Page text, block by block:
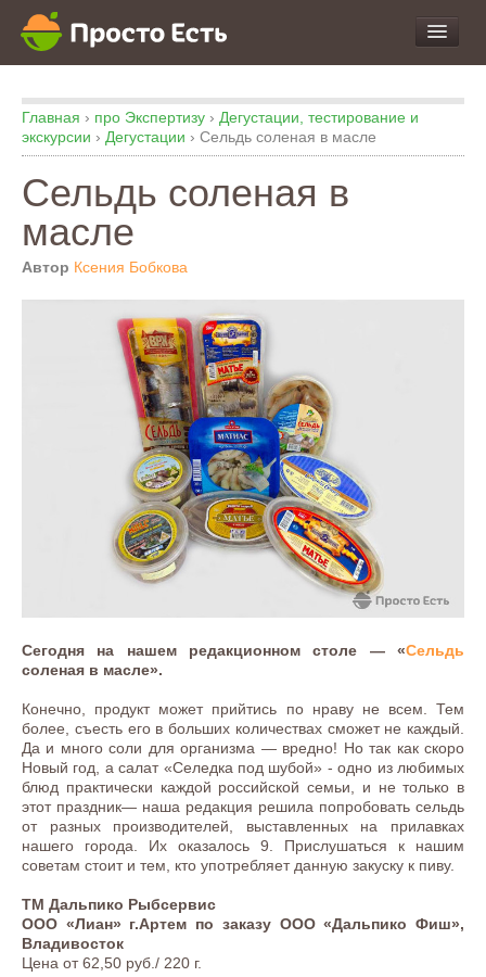
про Еду
про Кухню
про Экспертизу
Главная › про Экспертизу › Дегустации, тестирование и
экскурсии › Дегустации › Сельдь соленая в масле
Сельдь соленая в
масле
Автор Ксения Бобкова
Сегодня на нашем редакционном столе — «Сельдь
соленая в масле».
Конечно, продукт может прийтись по нраву не всем. Тем
более, съесть его в больших количествах сможет не каждый.
Да и много соли для организма — вредно! Но так как скоро
Новый год, а салат «Селедка под шубой» - одно из любимых
блюд практически каждой российской семьи, и не только в
этот праздник— наша редакция решила попробовать сельдь
от разных производителей, выставленных на прилавках
нашего города. Их оказалось 9. Прислушаться к нашим
советам стоит и тем, кто употребляет данную закуску к пиву.
ТМ Дальпико Рыбсервис
ООО «Лиан» г.Артем по заказу ООО «Дальпико Фиш»,
Владивосток
Цена от 62,50 руб./ 220 г.